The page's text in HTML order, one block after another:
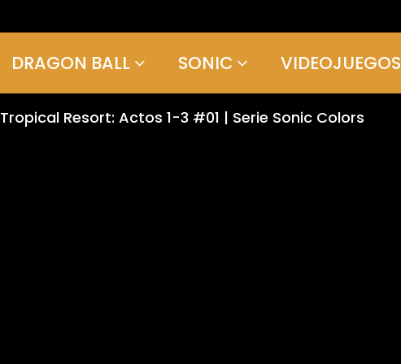
DRAGON BALL SONIC VIDEOJUEGOS
Tropical Resort: Actos 1-3 #01 | Serie Sonic Colors